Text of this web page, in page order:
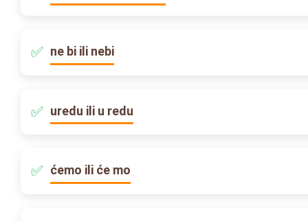
ne bi ili nebi
uredu ili u redu
ćemo ili će mo